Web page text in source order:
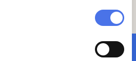
iscrizione newsletter